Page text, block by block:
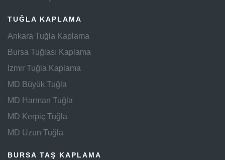
TUĞLA KAPLAMA
Ankara Tuğla Kaplama
Bursa Tuğlası Kaplama
İzmir Tuğla Kaplama
MD Büyük Tuğla
MD Harman Tuğla
MD Kerpiç Tuğla
MD Uzun Tuğla
BURSA TAŞ KAPLAMA